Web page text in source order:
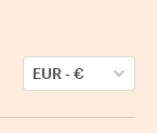
EUR-€